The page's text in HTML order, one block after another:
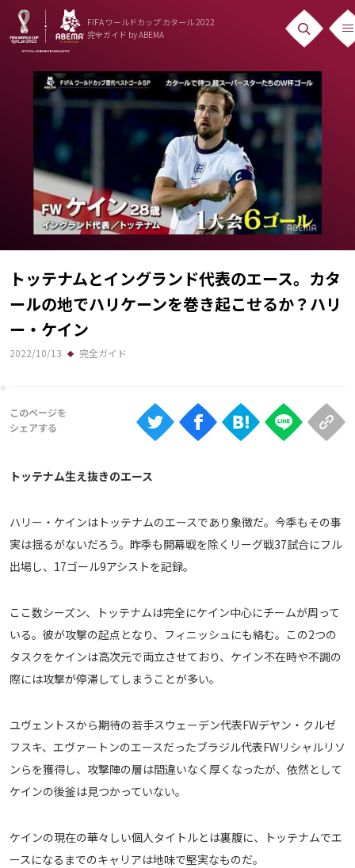
FIFA ワールドカップ カタール 2022
完全ガイド by ABEMA
ニュース
News
出場国
Teams
日本代表
Team Japan
日程・結果
Schedule
ランキング
大会について
About
視聴方法
ABEMAの視聴について
iOS Apps
Web
TV
メディアアライアンス
トッテナムとイングランド代表のエース。カタ
ールの地でハリケーンを巻き起こせるか？ハリ
ー・ケイン
2022/10/13 完全ガイド
トッテナム生え抜きのエース
ハリー・ケインはトッテナムのエースであり象徴だ。今季もその事
実は揺るがないだろう。昨季も開幕戦を除くリーグ戦37試合にフル
出場し、17ゴール9アシストを記録。
ここ数シーズン、トッテナムは完全にケイン中心にチームが周って
いる。彼が攻撃の起点となり、フィニッシュにも絡む。この2つの
タスクをケインは高次元で両立させており、ケイン不在時や不調の
際には攻撃が停滞してしまうことが多い。
ユヴェントスから期待の若手スウェーデン代表FWデヤン・クルゼ
フスキ、エヴァートンのエースだったブラジル代表FWリシャルリソ
ンらを獲得し、攻撃陣の層は間違いなく厚くなったが、依然として
ケインの後釜は見つかっていない。
ケインの現在の華々しい個人タイトルとは裏腹に、トッテナムでエ
ースになるまでのキャリアは地味で堅実なものだ。